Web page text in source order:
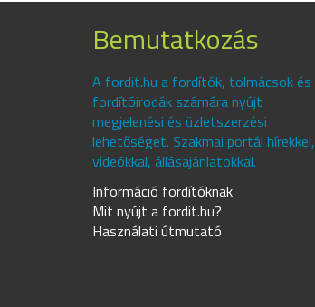
Bemutatkozás
A fordit.hu a fordítók, tolmácsok és
fordítóirodák számára nyújt
megjelenési és üzletszerzési
lehetőséget. Szakmai portál hírekkel,
videókkal, állásajánlatokkal.
Információ fordítóknak
Mit nyújt a fordit.hu?
Használati útmutató